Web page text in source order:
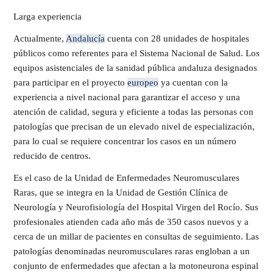
Larga experiencia
Actualmente, Andalucía cuenta con 28 unidades de hospitales
públicos como referentes para el Sistema Nacional de Salud. Los
equipos asistenciales de la sanidad pública andaluza designados
para participar en el proyecto europeo ya cuentan con la
experiencia a nivel nacional para garantizar el acceso y una
atención de calidad, segura y eficiente a todas las personas con
patologías que precisan de un elevado nivel de especialización,
para lo cual se requiere concentrar los casos en un número
reducido de centros.
Es el caso de la Unidad de Enfermedades Neuromusculares
Raras, que se integra en la Unidad de Gestión Clínica de
Neurología y Neurofisiología del Hospital Virgen del Rocío. Sus
profesionales atienden cada año más de 350 casos nuevos y a
cerca de un millar de pacientes en consultas de seguimiento. Las
patologías denominadas neuromusculares raras engloban a un
conjunto de enfermedades que afectan a la motoneurona espinal